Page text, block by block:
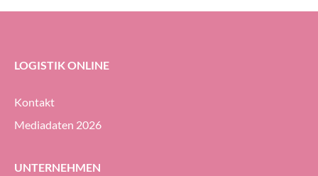
Geodis-Gruppe
LOGISTIK ONLINE
Kontakt
Mediadaten 2026
UNTERNEHMEN